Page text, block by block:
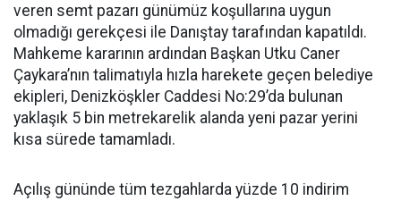
veren semt pazarı günümüz koşullarına uygun
olmadığı gerekçesi ile Danıştay tarafından kapatıldı.
Mahkeme kararının ardından Başkan Utku Caner
Çaykara’nın talimatıyla hızla harekete geçen belediye
ekipleri, Denizköşkler Caddesi No:29’da bulunan
yaklaşık 5 bin metrekarelik alanda yeni pazar yerini
kısa sürede tamamladı.
Açılış gününde tüm tezgahlarda yüzde 10 indirim